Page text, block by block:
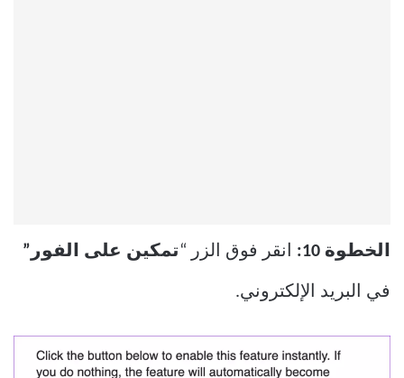
الخطوة 10: انقر فوق الزر “ تمكين على الفور”
في البريد الإلكتروني.